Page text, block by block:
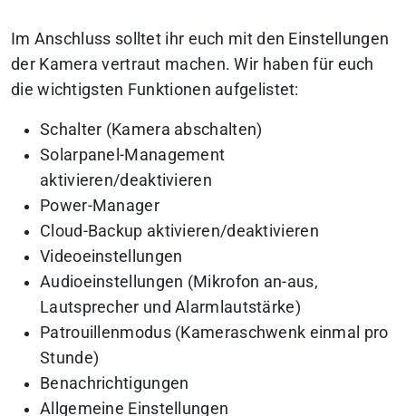
Im Anschluss solltet ihr euch mit den Einstellungen
der Kamera vertraut machen. Wir haben für euch
die wichtigsten Funktionen aufgelistet:
Schalter (Kamera abschalten)
Solarpanel-Management
aktivieren/deaktivieren
Power-Manager
Cloud-Backup aktivieren/deaktivieren
Videoeinstellungen
Audioeinstellungen (Mikrofon an-aus,
Lautsprecher und Alarmlautstärke)
Patrouillenmodus (Kameraschwenk einmal pro
Stunde)
Benachrichtigungen
Allgemeine Einstellungen